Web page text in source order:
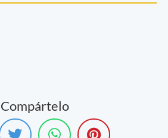
Compártelo